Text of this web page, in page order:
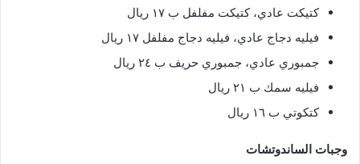
كتيكت عادي، كتيكت مفلفل ب ١٧ ريال
فيليه دجاج عادي، فيليه دجاج مفلفل ١٧ ريال
جمبوري عادي، جمبوري حريف ب ٢٤ ريال
فيليه سمك ب ٢١ ريال
كتكوتي ب ١٦ ريال
وجبات الساندوتشات